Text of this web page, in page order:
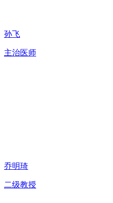
孙飞
主治医师
乔明琦
二级教授